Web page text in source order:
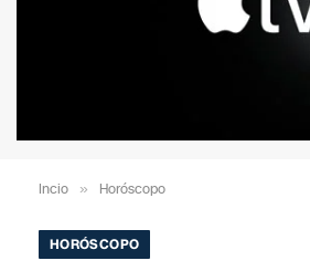
Incio » Horóscopo
HORÓSCOPO